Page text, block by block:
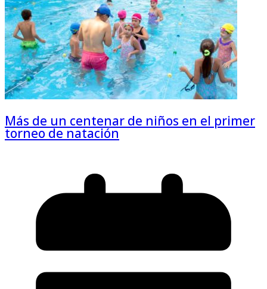
Más de un centenar de niños en el primer
torneo de natación